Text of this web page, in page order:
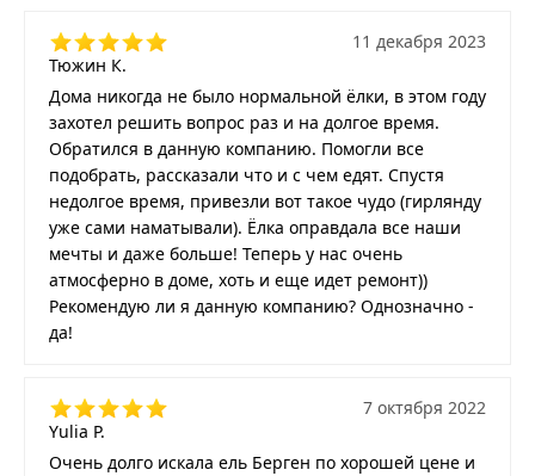
Тюжин К.
11 декабря 2023
Дома никогда не было нормальной ёлки, в этом году
захотел решить вопрос раз и на долгое время.
Обратился в данную компанию. Помогли все
подобрать, рассказали что и с чем едят. Спустя
недолгое время, привезли вот такое чудо (гирлянду
уже сами наматывали). Ёлка оправдала все наши
мечты и даже больше! Теперь у нас очень
атмосферно в доме, хоть и еще идет ремонт))
Рекомендую ли я данную компанию? Однозначно -
да!
Yulia P.
7 октября 2022
Очень долго искала ель Берген по хорошей цене и